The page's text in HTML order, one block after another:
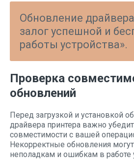
Обновление
залог успешной и
работы устройства».
Проверка
обновлений
Перед загрузкой и установкой
драйвера принтера важно
совместимости с вашей
Некорректные обновления
неполадкам и ошибкам в работе